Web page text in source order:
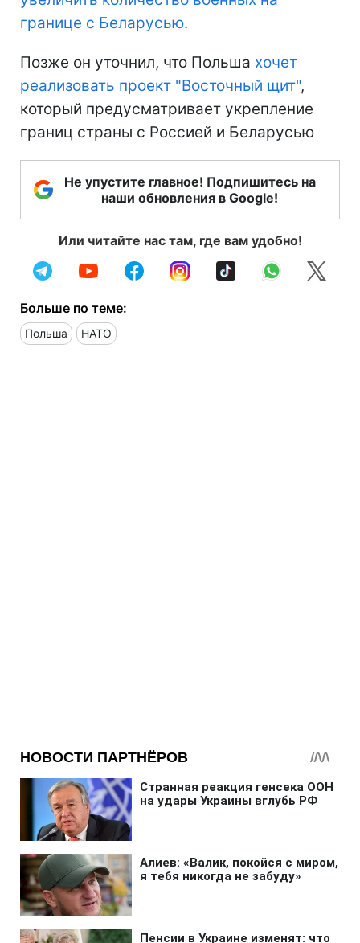
границе с Беларусью.
Позже он уточнил, что Польша хочет
реализовать проект "Восточный щит",
который предусматривает укрепление
границ страны с Россией и Беларусью
Не упустите главное! Подпишитесь на
наши обновления в Google!
Или читайте нас там, где вам удобно!
Больше по теме:
Польша НАТО